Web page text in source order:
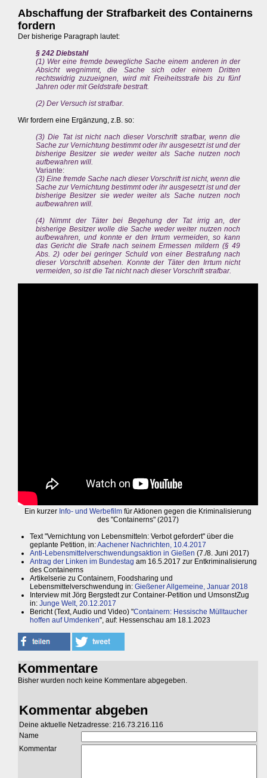
Abschaffung der Strafbarkeit des Containerns
fordern
Der bisherige Paragraph lautet:
§ 242 Diebstahl
(1) Wer eine fremde bewegliche Sache einem anderen in der
Absicht wegnimmt, die Sache sich oder einem Dritten
rechtswidrig zuzueignen, wird mit Freiheitsstrafe bis zu fünf
Jahren oder mit Geldstrafe bestraft.
(2) Der Versuch ist strafbar.
Wir fordern eine Ergänzung, z.B. so:
(3) Die Tat ist nicht nach dieser Vorschrift strafbar, wenn die
Sache zur Vernichtung bestimmt oder ihr ausgesetzt ist und der
bisherige Besitzer sie weder weiter als Sache nutzen noch
aufbewahren will.
Variante:
(3) Eine fremde Sache nach dieser Vorschrift ist nicht, wenn die
Sache zur Vernichtung bestimmt oder ihr ausgesetzt ist und der
bisherige Besitzer sie weder weiter als Sache nutzen noch
aufbewahren will.
(4) Nimmt der Täter bei Begehung der Tat irrig an, der
bisherige Besitzer wolle die Sache weder weiter nutzen noch
aufbewahren, und konnte er den Irrtum vermeiden, so kann
das Gericht die Strafe nach seinem Ermessen mildern (§ 49
Abs. 2) oder bei geringer Schuld von einer Bestrafung nach
dieser Vorschrift absehen. Konnte der Täter den Irrtum nicht
vermeiden, so ist die Tat nicht nach dieser Vorschrift strafbar.
Ein kurzer Info- und Werbefilm für Aktionen gegen die Kriminalisierung
des "Containerns" (2017)
Text "Vernichtung von Lebensmitteln: Verbot gefordert" über die
geplante Petition, in:Aachener Nachrichten, 10.4.2017
Anti-Lebensmittelverschwendungsaktion in Gießen (7./8. Juni 2017)
Antrag der Linken im Bundestag am 16.5.2017 zur Entkriminalisierung
des Containerns
Artikelserie zu Containern, Foodsharing und
Lebensmittelverschwendung in: Gießener Allgemeine, Januar 2018
Interview mit Jörg Bergstedt zur Container-Petition und UmsonstZug
in: Junge Welt, 20.12.2017
Bericht (Text, Audio und Video) "Containern: Hessische Mülltaucher
hoffen auf Umdenken", auf: Hessenschau am 18.1.2023
Kommentare
Bisher wurden noch keine Kommentare abgegeben.
Kommentar abgeben
Deine aktuelle Netzadresse: 216.73.216.116
Name
Kommentar